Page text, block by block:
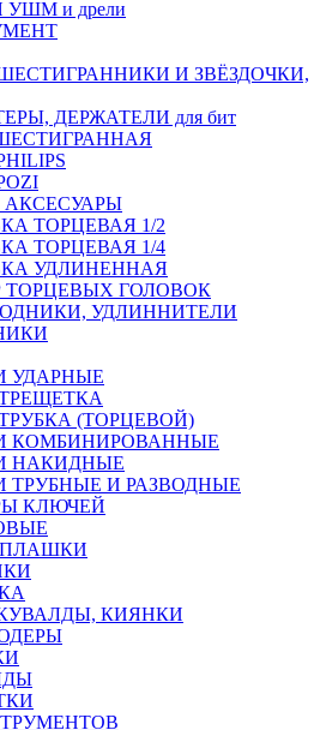
и дрели
И ЗВЁЗДОЧКИ,
ДЕРЖАТЕЛИ для бит
ТОРЦЕВАЯ 1/2
ТОРЦЕВАЯ 1/4
УДЛИНЕННАЯ
ТОРЦЕВЫХ ГОЛОВОК
УДЛИННИТЕЛИ
УДАРНЫЕ
(ТОРЦЕВОЙ)
КОМБИНИРОВАННЫЕ
НАКИДНЫЕ
ТРУБНЫЕ И РАЗВОДНЫЕ
КЛЮЧЕЙ
ПЛАШКИ
КИЯНКИ